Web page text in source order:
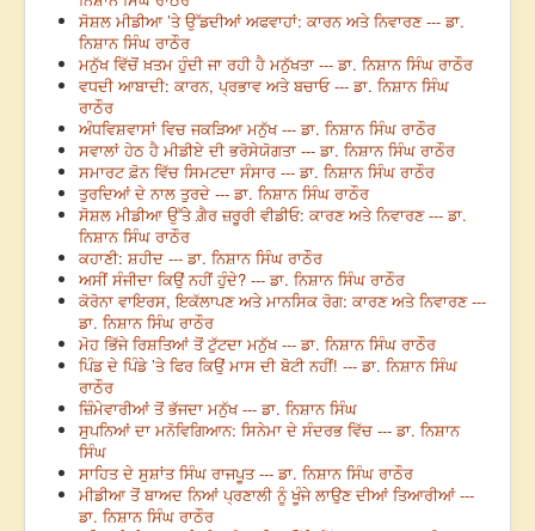
ਸੋਸ਼ਲ ਮੀਡੀਆ ’ਤੇ ਉੱਡਦੀਆਂ ਅਫਵਾਹਾਂ: ਕਾਰਨ ਅਤੇ ਨਿਵਾਰਣ --- ਡਾ.
ਨਿਸ਼ਾਨ ਸਿੰਘ ਰਾਠੌਰ
ਮਨੁੱਖ ਵਿੱਚੋਂ ਖ਼ਤਮ ਹੁੰਦੀ ਜਾ ਰਹੀ ਹੈ ਮਨੁੱਖਤਾ --- ਡਾ. ਨਿਸ਼ਾਨ ਸਿੰਘ ਰਾਠੌਰ
ਵਧਦੀ ਆਬਾਦੀ: ਕਾਰਨ, ਪ੍ਰਭਾਵ ਅਤੇ ਬਚਾਓ --- ਡਾ. ਨਿਸ਼ਾਨ ਸਿੰਘ
ਰਾਠੌਰ
ਅੰਧਵਿਸ਼ਵਾਸਾਂ ਵਿਚ ਜਕੜਿਆ ਮਨੁੱਖ --- ਡਾ. ਨਿਸ਼ਾਨ ਸਿੰਘ ਰਾਠੌਰ
ਸਵਾਲਾਂ ਹੇਠ ਹੈ ਮੀਡੀਏ ਦੀ ਭਰੋਸੇਯੋਗਤਾ --- ਡਾ. ਨਿਸ਼ਾਨ ਸਿੰਘ ਰਾਠੌਰ
ਸਮਾਰਟ ਫ਼ੋਨ ਵਿੱਚ ਸਿਮਟਦਾ ਸੰਸਾਰ --- ਡਾ. ਨਿਸ਼ਾਨ ਸਿੰਘ ਰਾਠੌਰ
ਤੁਰਦਿਆਂ ਦੇ ਨਾਲ ਤੁਰਦੇ --- ਡਾ. ਨਿਸ਼ਾਨ ਸਿੰਘ ਰਾਠੌਰ
ਸੋਸ਼ਲ ਮੀਡੀਆ ਉੱਤੇ ਗ਼ੈਰ ਜ਼ਰੂਰੀ ਵੀਡੀਓ: ਕਾਰਣ ਅਤੇ ਨਿਵਾਰਣ --- ਡਾ.
ਨਿਸ਼ਾਨ ਸਿੰਘ ਰਾਠੌਰ
ਕਹਾਣੀ: ਸ਼ਹੀਦ --- ਡਾ. ਨਿਸ਼ਾਨ ਸਿੰਘ ਰਾਠੌਰ
ਅਸੀਂ ਸੰਜੀਦਾ ਕਿਉਂ ਨਹੀਂ ਹੁੰਦੇ? --- ਡਾ. ਨਿਸ਼ਾਨ ਸਿੰਘ ਰਾਠੌਰ
ਕੋਰੋਨਾ ਵਾਇਰਸ, ਇਕੱਲਾਪਣ ਅਤੇ ਮਾਨਸਿਕ ਰੋਗ: ਕਾਰਣ ਅਤੇ ਨਿਵਾਰਣ ---
ਡਾ. ਨਿਸ਼ਾਨ ਸਿੰਘ ਰਾਠੌਰ
ਮੋਹ ਭਿੱਜੇ ਰਿਸ਼ਤਿਆਂ ਤੋਂ ਟੁੱਟਦਾ ਮਨੁੱਖ --- ਡਾ. ਨਿਸ਼ਾਨ ਸਿੰਘ ਰਾਠੌਰ
ਪਿੰਡ ਦੇ ਪਿੰਡੇ ’ਤੇ ਫਿਰ ਕਿਉਂ ਮਾਸ ਦੀ ਬੋਟੀ ਨਹੀਂ! --- ਡਾ. ਨਿਸ਼ਾਨ ਸਿੰਘ
ਰਾਠੌਰ
ਜ਼ਿੰਮੇਵਾਰੀਆਂ ਤੋਂ ਭੱਜਦਾ ਮਨੁੱਖ --- ਡਾ. ਨਿਸ਼ਾਨ ਸਿੰਘ
ਸੁਪਨਿਆਂ ਦਾ ਮਨੋਵਿਗਿਆਨ: ਸਿਨੇਮਾ ਦੇ ਸੰਦਰਭ ਵਿੱਚ --- ਡਾ. ਨਿਸ਼ਾਨ
ਸਿੰਘ
ਸਾਹਿਤ ਦੇ ਸੁਸ਼ਾਂਤ ਸਿੰਘ ਰਾਜਪੂਤ --- ਡਾ. ਨਿਸ਼ਾਨ ਸਿੰਘ ਰਾਠੌਰ
ਮੀਡੀਆ ਤੋਂ ਬਾਅਦ ਨਿਆਂ ਪ੍ਰਣਾਲੀ ਨੂੰ ਖੂੰਜੇ ਲਾਉਣ ਦੀਆਂ ਤਿਆਰੀਆਂ ---
ਡਾ. ਨਿਸ਼ਾਨ ਸਿੰਘ ਰਾਠੌਰ